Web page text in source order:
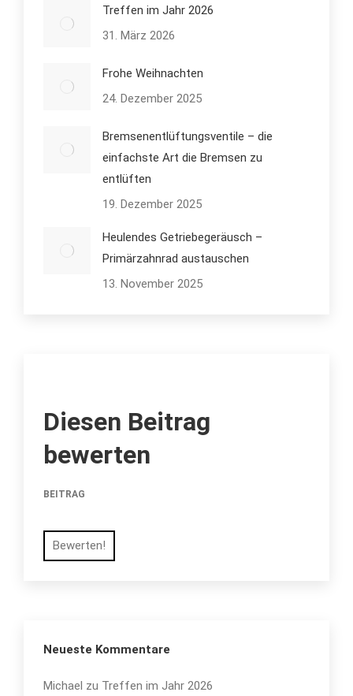
Treffen im Jahr 2026
31. März 2026
Frohe Weihnachten
24. Dezember 2025
Bremsenentlüftungsventile – die
einfachste Art die Bremsen zu
entlüften
19. Dezember 2025
Heulendes Getriebegeräusch –
Primärzahnrad austauschen
13. November 2025
Diesen Beitrag
bewerten
BEITRAG
Bewerten!
Neueste Kommentare
Michael zu Treffen im Jahr 2026